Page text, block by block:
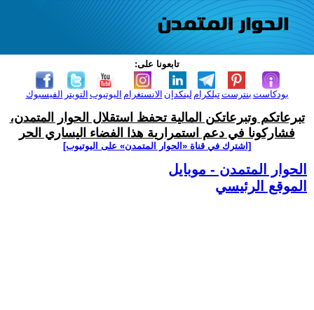
تابعونا على:
الفيسبوك التويتر اليوتيوب الانستغرام لينكدإن تيلكرامبنترست بودكاست
تبرعاتكم وتبرعاتكن المالية تحفظ استقلال الحوار المتمدن،
فشاركونا في دعم استمرارية هذا الفضاء اليساري الحر
[اشترك في قناة ‫«الحوار المتمدن» على اليوتيوب]
الحوار المتمدن - موبايل
الموقع الرئيسي